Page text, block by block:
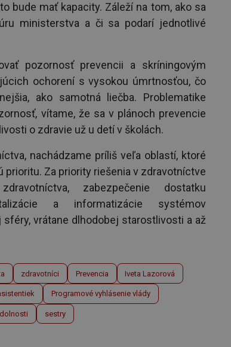
bude mať kapacity. Záleží na tom, ako sa
ministerstva a či sa podarí jednotlivé
pozornosť prevencii a skríningovým
ochorení s vysokou úmrtnosťou, čo
ako samotná liečba. Problematike
vítame, že sa v plánoch prevencie
o zdravie už u detí v školách.
nachádzame príliš veľa oblastí, ktoré
prioritu. Za priority riešenia v zdravotníctve
zabezpečenie dostatku
a informatizácie systémov
vrátane dlhodobej starostlivosti a až
zdravotníci Prevencia Iveta Lazorová
Programové vyhlásenie vlády
sestry